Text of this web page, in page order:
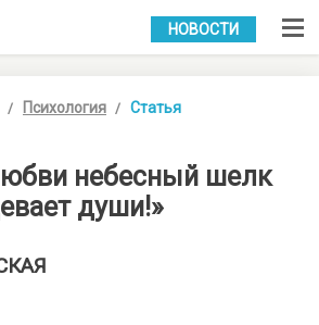
УКР РУС
НОВОСТИ
Психология Статья
небесный шелк
души!»